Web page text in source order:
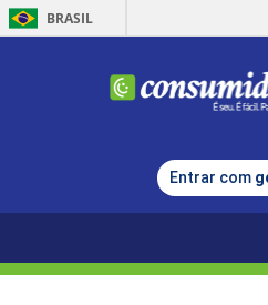
BRASIL
Entrar com